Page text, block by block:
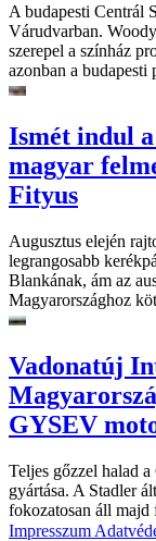
A budapesti Centrál
Várudvarban.
szerepel a színház
azonban a budapesti
Ismét indul
magyar
Fityus
Augusztus elején
legrangosabb
Blankának, ám az
Magyarországhoz
Vadonatúj
GYSEV
Teljes gőzzel halad
gyártása. A Stadler
fokozatosan áll majd
Impresszum